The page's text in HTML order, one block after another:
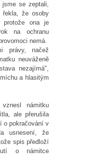
jsme se zeptali,
řekla, že osoby
protože ona je
na ochranu
nemá.
právy, načež
neuváženě
nezajímá",
a hlasitým
námitku
ale přerušila
o pokračování v
usnesení, že
spis předloží
o námitce